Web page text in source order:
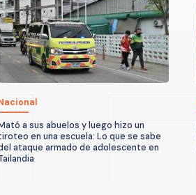
a sus abuelos y luego hizo un
en una escuela: Lo que se sabe
ataque armado de adolescente en